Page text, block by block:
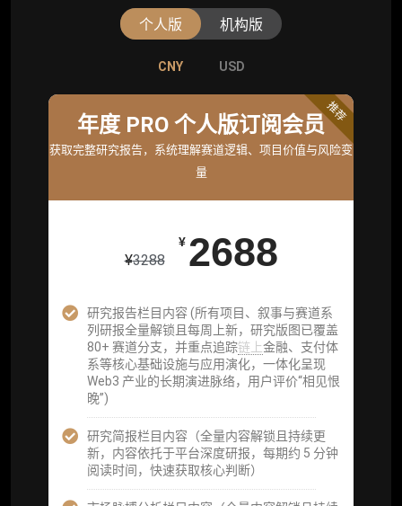
个人版 机构版
CNY USD
年度 PRO 个人版订阅会员
获取完整研究报告，系统理解赛道逻辑、项目价值与风险变
量
¥3288
¥ 2688
研究报告栏目内容 (所有项目、叙事与赛道系
列研报全量解锁且每周上新，研究版图已覆盖
80+ 赛道分支，并重点追踪链上金融、支付体
系等核心基础设施与应用演化，一体化呈现
Web3 产业的长期演进脉络，用户评价“相见恨
晚”)
研究简报栏目内容（全量内容解锁且持续更
新，内容依托于平台深度研报，每期约 5 分钟
阅读时间，快速获取核心判断）
推荐
CNY USD
机构标准年度服务会员
获取机构级研究与基础服务
26800
服)
机构增强研究包（在每期研报基础上，进一步
提供一页纸格局图、机构视角附录、结构化数
据集与定向持续追踪数据库，将研报内容沉淀
为可复用、可复核、可持续追踪的机构级研究
资产）
定制化研究服务（1次，课题/选题经审核通过
后，由业内享有盛誉的研究团队为你开展专项
研究，并交付一份完整研究报告）
标准版